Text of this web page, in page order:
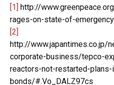
[1]
http://
rages-on-state-of-
[2]
http://
corporate-business/tepco-
reactors-not-restarted-
bonds/#.Vo_DALZ97cs